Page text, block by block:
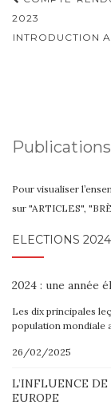
d'article
2023
INTRODUCTION
Publications
Pour visualiser
sur "ARTICLES",
ELECTIONS 2024
2024 : une année
Les dix principales
population mondiale
26/02/2025
L’INFLUENCE
EUROPE